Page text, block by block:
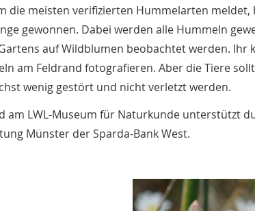
die meisten verifizierten Hummelarten meldet,
gewonnen. Dabei werden alle Hummeln
auf Wildblumen beobachtet werden. Ihr
am Feldrand fotografieren. Aber die Tiere
wenig gestört und nicht verletzt werden.
am LWL-Museum für Naturkunde unterstützt
Münster der Sparda-Bank West.